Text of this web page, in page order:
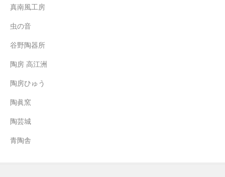
真南風工房
虫の音
谷野陶器所
陶房 高江洲
陶房ひゅう
陶眞窯
陶芸城
青陶舎